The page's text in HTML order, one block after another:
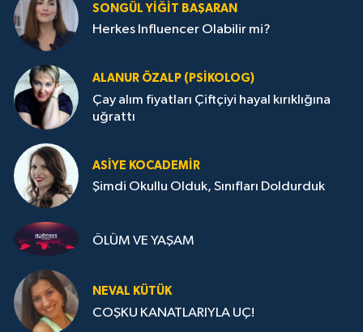
SONGÜL YIĞIT BAŞARAN
Herkes Influencer Olabilir mi?
ALANUR ÖZALP (PSIKOLOG)
Çay alım fiyatları Çiftçiyi hayal kırıklığına
uğrattı
ASIYE KOCADEMİR
Şimdi Okullu Olduk, Sınıfları Doldurduk
ÖLÜM VE YAŞAM
NEVAL KÜTÜK
COŞKU KANATLARIYLA UÇ!